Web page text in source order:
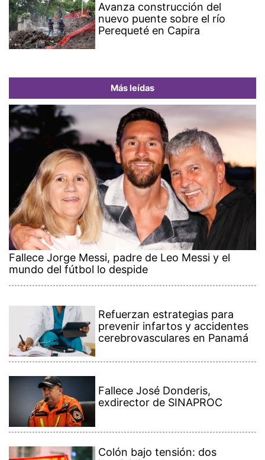
Avanza construcción del
nuevo puente sobre el río
Perequeté en Capira
Más leídas
Fallece Jorge Messi, padre de Leo Messi y el
mundo del fútbol lo despide
Refuerzan estrategias para
prevenir infartos y accidentes
cerebrovasculares en Panamá
Fallece José Donderis,
exdirector de SINAPROC
Colón bajo tensión: dos